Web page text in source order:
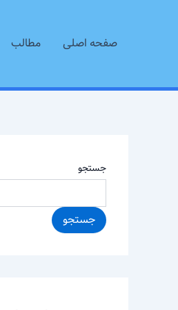
صفحه اصلی مطالب
جستجو
جستجو